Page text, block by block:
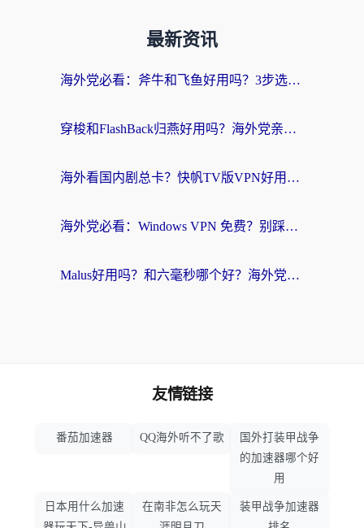
最新资讯
海外党必看：斧牛和飞鱼好用吗？3步选对回国加速器，无缝刷剧玩国服
穿梭和FlashBack归燕好用吗？海外党亲测3款热门回国加速器，教你选对不踩坑
海外看国内剧总卡？快帆TV版VPN好用吗？和快滚VPN对比哪个回国效果更好？
海外党必看：Windows VPN 免费？别踩坑！教你选对好用的国内加速器无缝回国
Malus好用吗？和六毫秒哪个好？海外党选回国加速器的避坑指南
友情链接
番茄加速器 QQ海外听不了歌
国外打装甲战争
的加速器哪个好
用
日本用什么加速
在南非怎么玩天
装甲战争加速器